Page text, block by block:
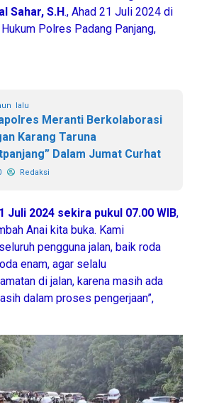
Sahar, S.H., Ahad 21 Juli 2024 di
Polres Padang Panjang,
lalu
Meranti Berkolaborasi
Karang Taruna
Dalam Jumat Curhat
Redaksi
Juli 2024 sekira pukul 07.00 WIB,
Anai kita buka. Kami
pengguna jalan, baik roda
enam, agar selalu
di jalan, karena masih ada
dalam proses pengerjaan”,